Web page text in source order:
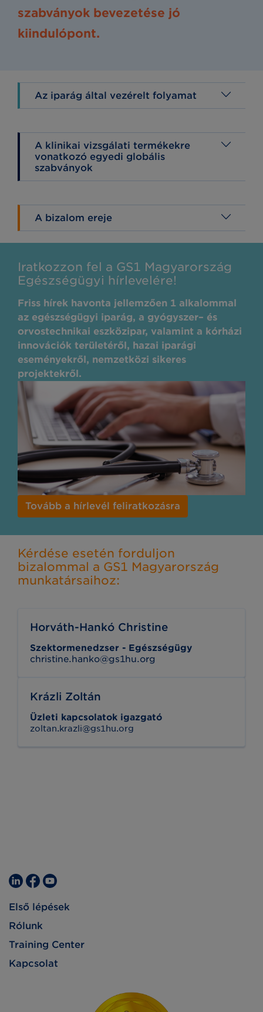
szabványok bevezetése jó
kiindulópont.
Az iparág által vezérelt folyamat
A klinikai vizsgálati termékekre
vonatkozó egyedi globális
szabványok
A bizalom ereje
Iratkozzon fel a GS1 Magyarország
Egészségügyi hírlevelére!
Friss hírek havonta jellemzően 1 alkalommal
az egészségügyi iparág, a gyógyszer– és
orvostechnikai eszközipar, valamint a kórházi
innovációk területéről, hazai iparági
eseményekről, nemzetközi sikeres
projektekről.
Tovább a hírlevél feliratkozásra
Kérdése esetén forduljon
bizalommal a GS1 Magyarország
munkatársaihoz:
Horváth-Hankó Christine
Szektormenedzser - Egészségügy
christine.hanko@gs1hu.org
Krázli Zoltán
Üzleti kapcsolatok igazgató
zoltan.krazli@gs1hu.org
Első lépések
Rólunk
Training Center
Kapcsolat